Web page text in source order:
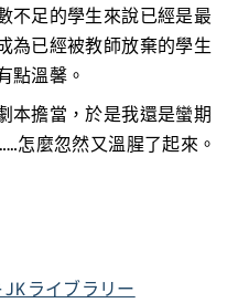
不足的學生來說已經是最
為已經被教師放棄的學生
點溫馨。
本擔當，於是我還是蠻期
怎麼忽然又溫腥了起來。
ライブラリー